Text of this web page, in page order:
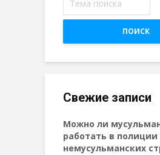
ПОИСК
Свежие записи
Можно ли
работать в полиции
немусульманских